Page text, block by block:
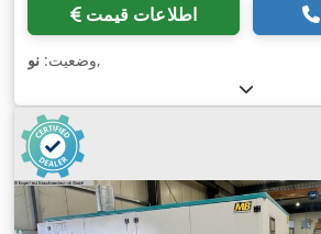
اطلاعات قیمت
وضعیت: نو ,